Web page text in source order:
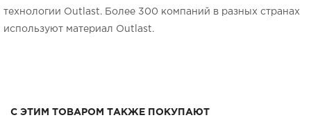
технологии Outlast. Более 300 компаний в разных странах
используют материал Outlast.
С ЭТИМ ТОВАРОМ ТАКЖЕ ПОКУПАЮТ